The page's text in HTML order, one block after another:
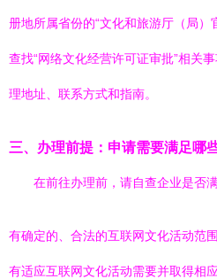
册地所属省份的“文化和旅游厅（局）
查找“网络文化经营许可证审批”相关
理地址、联系方式和指南。
三、办理前提：申请需要满足哪
在前往办理前，请自查企业是否
有确定的、合法的互联网文化活动范围
有适应互联网文化活动需要并取得相